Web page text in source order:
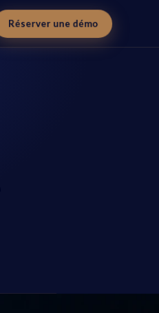
Réserver une démo